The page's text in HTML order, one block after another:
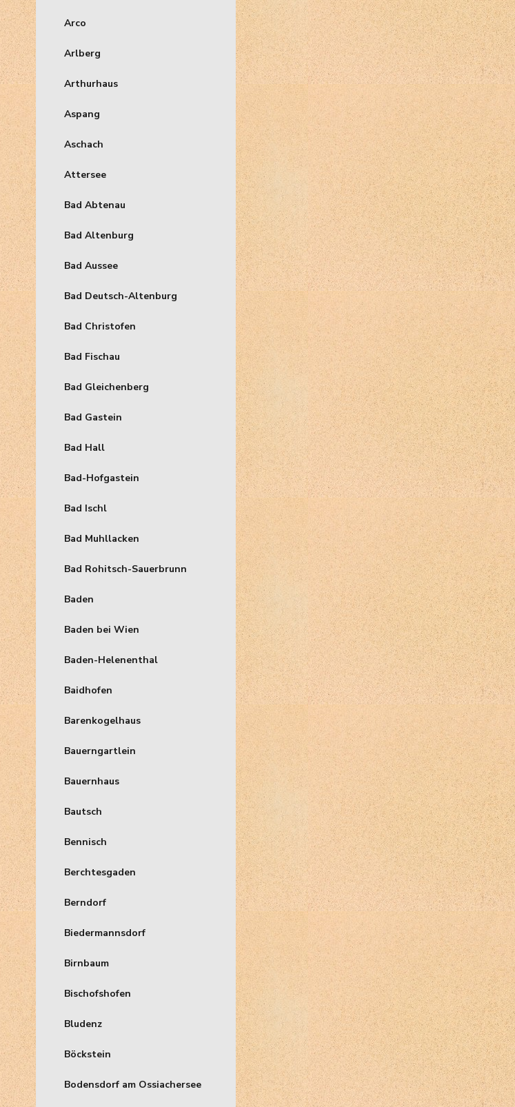
Arco
Arlberg
Arthurhaus
Aspang
Aschach
Attersee
Bad Abtenau
Bad Altenburg
Bad Aussee
Bad Deutsch-Altenburg
Bad Christofen
Bad Fischau
Bad Gleichenberg
Bad Gastein
Bad Hall
Bad-Hofgastein
Bad Ischl
Bad Muhllacken
Bad Rohitsch-Sauerbrunn
Baden
Baden bei Wien
Baden-Helenenthal
Baidhofen
Barenkogelhaus
Bauerngartlein
Bauernhaus
Bautsch
Bennisch
Berchtesgaden
Berndorf
Biedermannsdorf
Birnbaum
Bischofshofen
Bludenz
Böckstein
Bodensdorf am Ossiachersee